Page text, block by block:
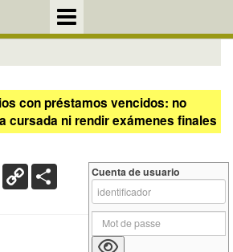
con préstamos vencidos: no
cursada ni rendir exámenes finales
X Copy
Link
Cuenta de usuario